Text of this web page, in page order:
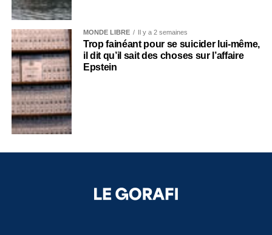
MONDE LIBRE Il y a 2 semaines
Trop fainéant pour se suicider lui-même,
il dit qu’il sait des choses sur l’affaire
Epstein